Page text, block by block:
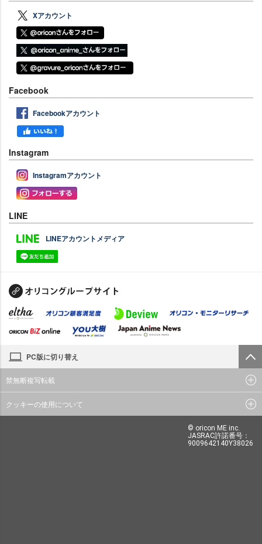
Xアカウント
Facebook
Facebookアカウント
Instagram
Instagramアカウント
LINE
LINEアカウントメディア
PC版に切り替え
禁無断複写転載
クッキーの使用について
© oricon ME inc.
JASRAC許諾番号：
9009642140Y38026